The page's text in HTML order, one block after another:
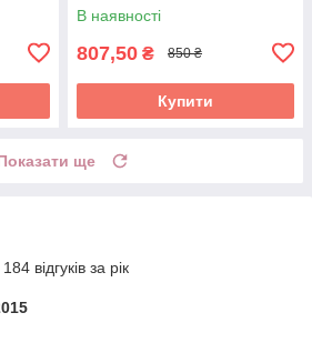
В наявності
807,50 ₴ 850 ₴
Купити
ще
відгуків за рік